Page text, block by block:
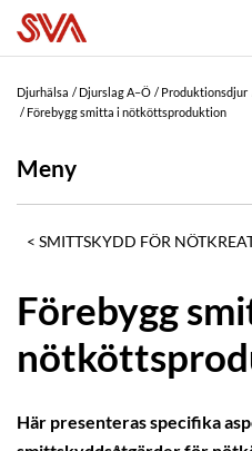
Djurhälsa Djurslag A–Ö Produktionsdjur
Förebygg smitta i nötköttsproduktion
Meny
SMITTSKYDD FÖR
Förebygg
Här presenteras specifika